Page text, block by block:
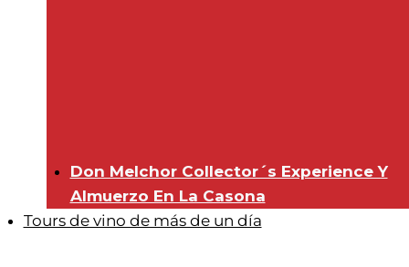
Don Melchor Collector´s Experience Y
Almuerzo En La Casona
Tours de vino de más de un día